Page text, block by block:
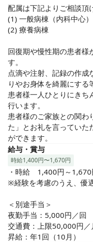
中規模病院ならではの縦
ムな職場です。
ぜひ、ご応募お待ちして
配属は下記よりご相談頂
(1) 一般病棟（内科中心
(2) 療養病棟
回復期や慢性期の患者様
す。
点滴や注射、記録の作成
りやお身体を綺麗にする
患者様一人ひとりにきち
行います。
患者様のご家族との関わ
た」とお礼を言っていた
ができます。
給与・賞与
時給1,400円〜1,670円
・時給　1,400円～1,670
※経験を考慮のうえ、優
＜別途手当＞
夜勤手当：5,000円／回
交通費：上限50,000円／
昇給：年1回（10月）